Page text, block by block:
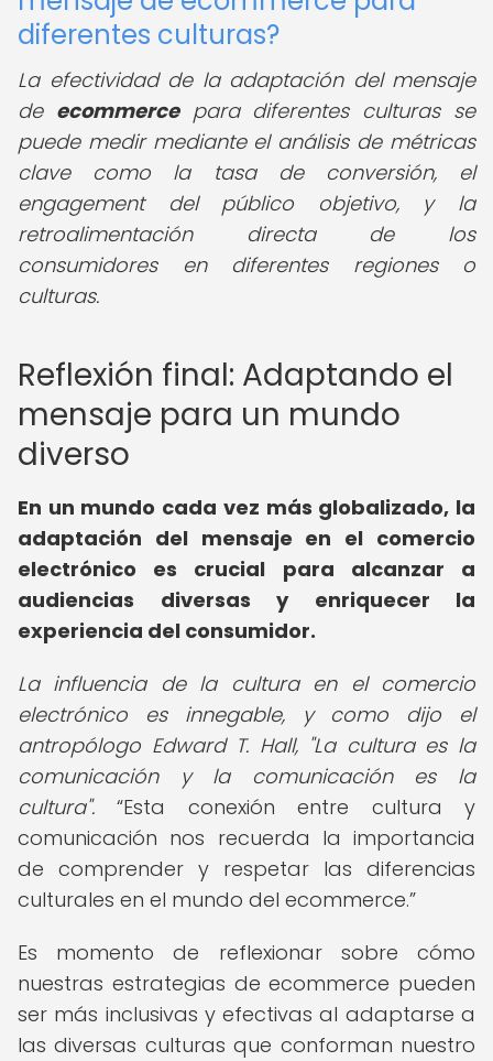
diferentes culturas?
La efectividad de la adaptación del mensaje
de ecommercepara diferentes culturas se
puede medir mediante el análisis de métricas
clave como la tasa de conversión, el
engagement del público objetivo, y la
retroalimentación directa de los
consumidores en diferentes regiones o
culturas.
Reflexión final: Adaptando el
mensaje para un mundo
diverso
En un mundo cada vez más globalizado, la
adaptación del mensaje en el comercio
electrónico es crucial para alcanzar a
audiencias diversas y enriquecer la
experiencia del consumidor.
La influencia de la cultura en el comercio
electrónico es innegable, y como dijo el
antropólogo Edward T. Hall, "La cultura es la
comunicación y la comunicación es la
cultura".
Esta conexión entre cultura y
comunicación nos recuerda la importancia
de comprender y respetar las diferencias
culturales en el mundo del ecommerce.
Es momento de reflexionar sobre cómo
nuestras estrategias de ecommerce pueden
ser más inclusivas y efectivas al adaptarse a
las diversas culturas que conforman nuestro